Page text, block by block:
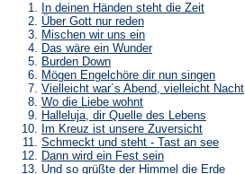
In deinen Händen steht die Zeit
Über Gott nur reden
Mischen wir uns ein
Das wäre ein Wunder
Burden Down
Mögen Engelchöre dir nun singen
Vielleicht war´s Abend, vielleicht Nacht
Wo die Liebe wohnt
Halleluja, dir Quelle des Lebens
Im Kreuz ist unsere Zuversicht
Schmeckt und steht - Tast an see
Dann wird ein Fest sein
Und so grüßte der Himmel die Erde